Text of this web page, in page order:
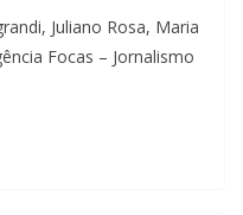
Juliano Rosa, Maria
Focas – Jornalismo